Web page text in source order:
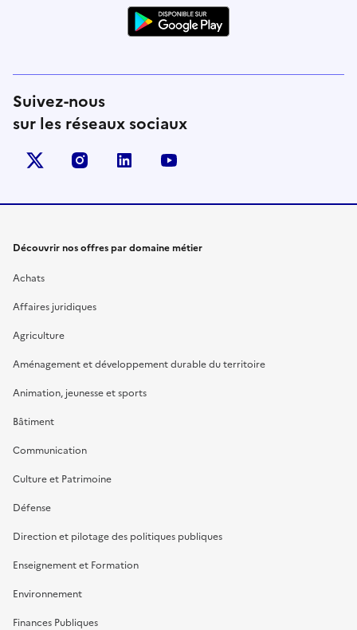
Suivez-nous
sur les réseaux sociaux
X (anciennement Twitter)
instagramlinkedin
Découvrir nos offres par domaine métier
Achats
Affaires juridiques
Agriculture
Aménagement et développement durable du territoire
Animation, jeunesse et sports
Bâtiment
Communication
Culture et Patrimoine
Défense
Direction et pilotage des politiques publiques
Enseignement et Formation
Environnement
Finances Publiques